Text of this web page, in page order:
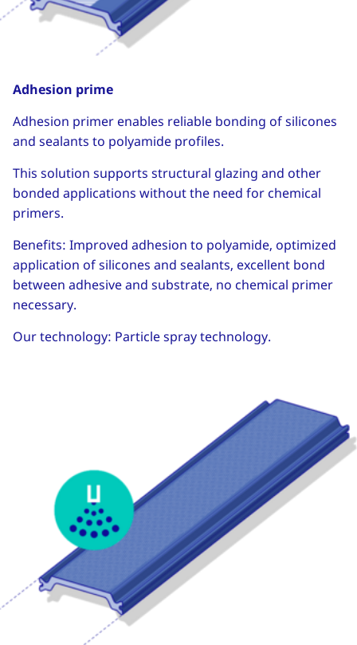
Adhesion prime
Adhesion primer enables reliable bonding of silicones
and sealants to polyamide profiles.
This solution supports structural glazing and other
bonded applications without the need for chemical
primers.
Benefits: Improved adhesion to polyamide, optimized
application of silicones and sealants, excellent bond
between adhesive and substrate, no chemical primer
necessary.
Our technology: Particle spray technology.